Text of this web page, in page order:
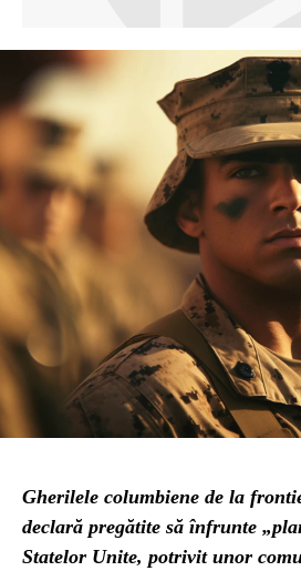
Gherilele columbiene de la
declară pregătite să înfrunte
Statelor Unite, potrivit unor